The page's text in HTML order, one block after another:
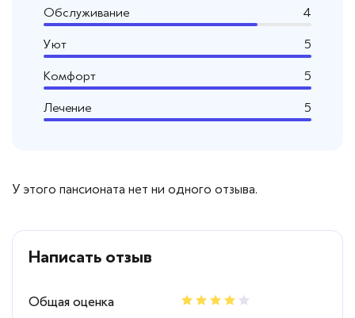
У этого пансионата нет ни одного отзыва.
Написать отзыв
Общая оценка
Обслуживание 4
Уют 5
Комфорт 5
Лечение 5